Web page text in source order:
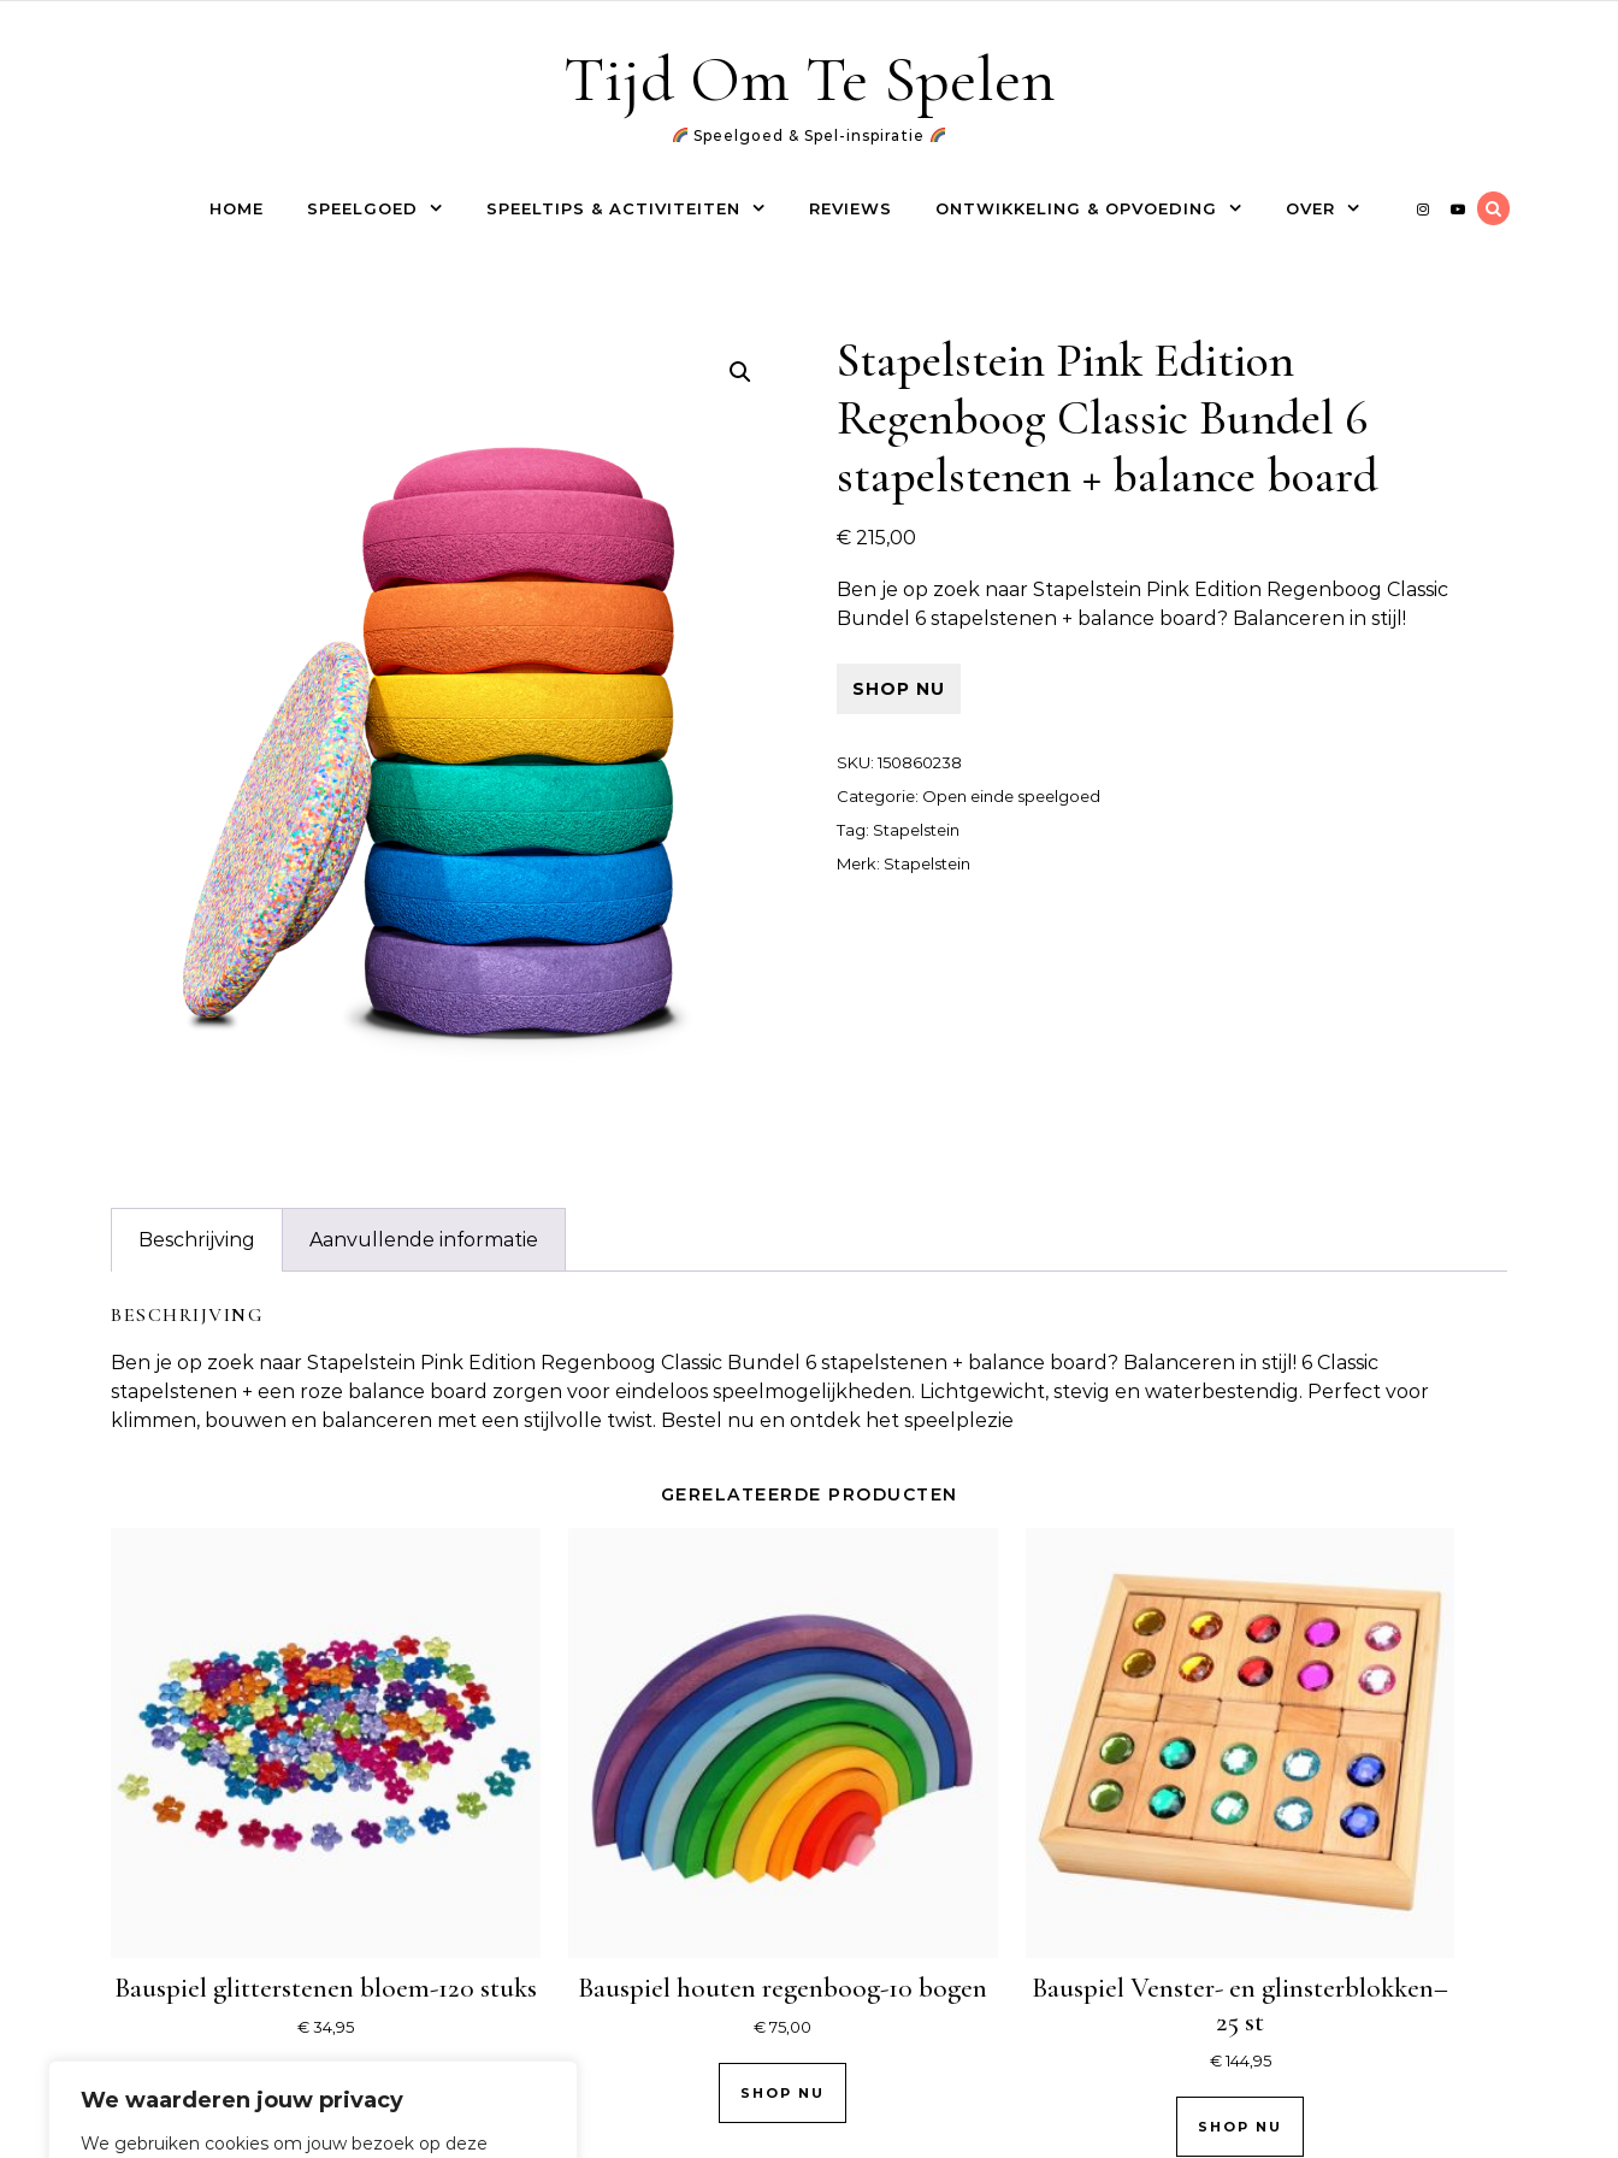
We waarderen jouw privacy
We gebruiken cookies om jouw bezoek op deze
Tijd Om Te Spelen
Speelgoed & Spel-inspiratie
HOME SPEELGOED SPEELTIPS & ACTIVITEITEN REVIEWS ONTWIKKELING & OPVOEDING OVER
Stapelstein Pink Edition
Regenboog Classic Bundel 6
stapelstenen + balance board
€ 215,00
Ben je op zoek naarStapelstein Pink Edition Regenboog Classic
Bundel 6 stapelstenen + balance board? Balanceren in stijl!
SHOP NU
SKU:150860238
Categorie: Open einde speelgoed
Tag: Stapelstein
Merk: Stapelstein
Beschrijving Aanvullende informatie
BESCHRIJVING
Ben je op zoek naar Stapelstein Pink Edition Regenboog Classic Bundel 6 stapelstenen + balance board? Balanceren in stijl! 6 Classic
stapelstenen + een roze balance board zorgen voor eindeloos speelmogelijkheden. Lichtgewicht, stevig en waterbestendig. Perfect voor
klimmen, bouwen en balanceren met een stijlvolle twist. Bestel nu en ontdek het speelplezie
GERELATEERDE PRODUCTEN
Bauspiel glitterstenen bloem-120 stuks
€34,95
SHOP NU
Bauspiel houten regenboog-10 bogen
€75,00
SHOP NU
Bauspiel Venster- en glinsterblokken–
25 st
€144,95
SHOP NU